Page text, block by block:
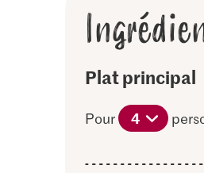
Plat principal
Pour 4